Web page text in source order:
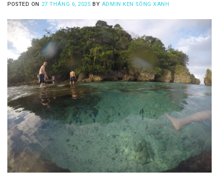
POSTED ON 27 THÁNG 6, 2025 BY ADMIN KEN SÓNG XANH